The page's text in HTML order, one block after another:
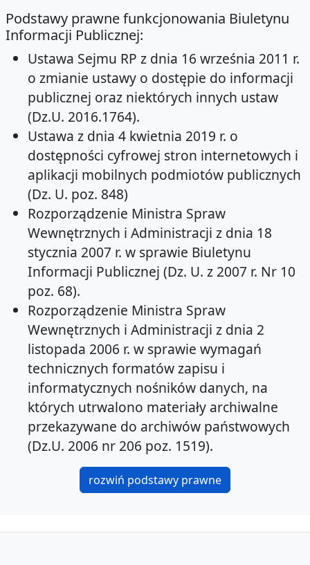
Podstawy prawne funkcjonowania Biuletynu
Informacji Publicznej:
Ustawa Sejmu RP z dnia 16 września 2011 r.
o zmianie ustawy o dostępie do informacji
publicznej oraz niektórych innych ustaw
(Dz.U. 2016.1764).
Ustawa z dnia 4 kwietnia 2019 r. o
dostępności cyfrowej stron internetowych i
aplikacji mobilnych podmiotów publicznych
(Dz. U. poz. 848)
Rozporządzenie Ministra Spraw
Wewnętrznych i Administracji z dnia 18
stycznia 2007 r. w sprawie Biuletynu
Informacji Publicznej (Dz. U. z 2007 r. Nr 10
poz. 68).
Rozporządzenie Ministra Spraw
Wewnętrznych i Administracji z dnia 2
listopada 2006 r. w sprawie wymagań
technicznych formatów zapisu i
informatycznych nośników danych, na
których utrwalono materiały archiwalne
przekazywane do archiwów państwowych
(Dz.U. 2006 nr 206 poz. 1519).
rozwiń podstawy prawne